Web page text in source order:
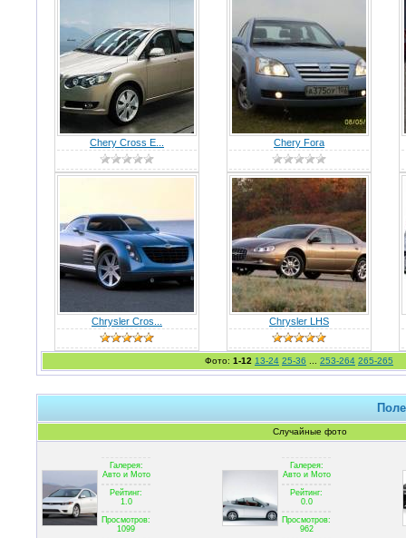
Chery Cross E... Chery Fora
Chrysler Cros... Chrysler LHS
Фото: 1-12 13-24 25-36 253-264 265-265
Случайные фото
Галерея:
Авто и Мото
Рейтинг:
1.0
Просмотров:
1099
Галерея:
Авто и Мото
Рейтинг:
0.0
Просмотров:
962